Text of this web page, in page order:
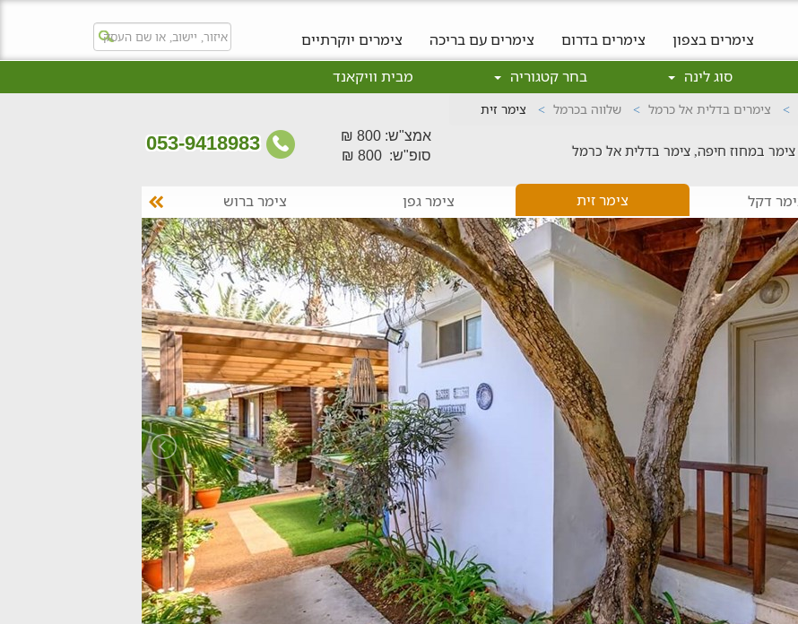
צימרים בצפון צימרים בדרום צימרים עם בריכה
צימרים יוקרתיים
סוג לינה בחר קטגוריה מבית וויקאנד
צימרים בדלית אל כרמל שלווה בכרמל צימר זית
צימר במחוז חיפה, צימר בדלית אל כרמל
אמצ"ש: 800 ₪
סופ"ש: 800 ₪
דקל צימר זית צימר גפן צימר ברוש 